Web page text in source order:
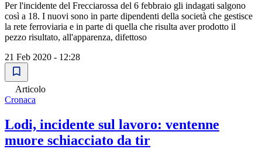
Per l'incidente del Frecciarossa del 6 febbraio gli indagati salgono
così a 18. I nuovi sono in parte dipendenti della società che gestisce
la rete ferroviaria e in parte di quella che risulta aver prodotto il
pezzo risultato, all'apparenza, difettoso
21 Feb 2020 - 12:28
Articolo
Cronaca
Lodi, incidente sul lavoro: ventenne
muore schiacciato da tir